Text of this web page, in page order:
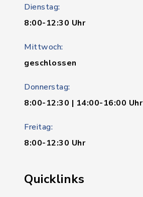
Dienstag:
8:00-12:30 Uhr
Mittwoch:
geschlossen
Donnerstag:
8:00-12:30 | 14:00-16:00 Uhr
Freitag:
8:00-12:30 Uhr
Quicklinks